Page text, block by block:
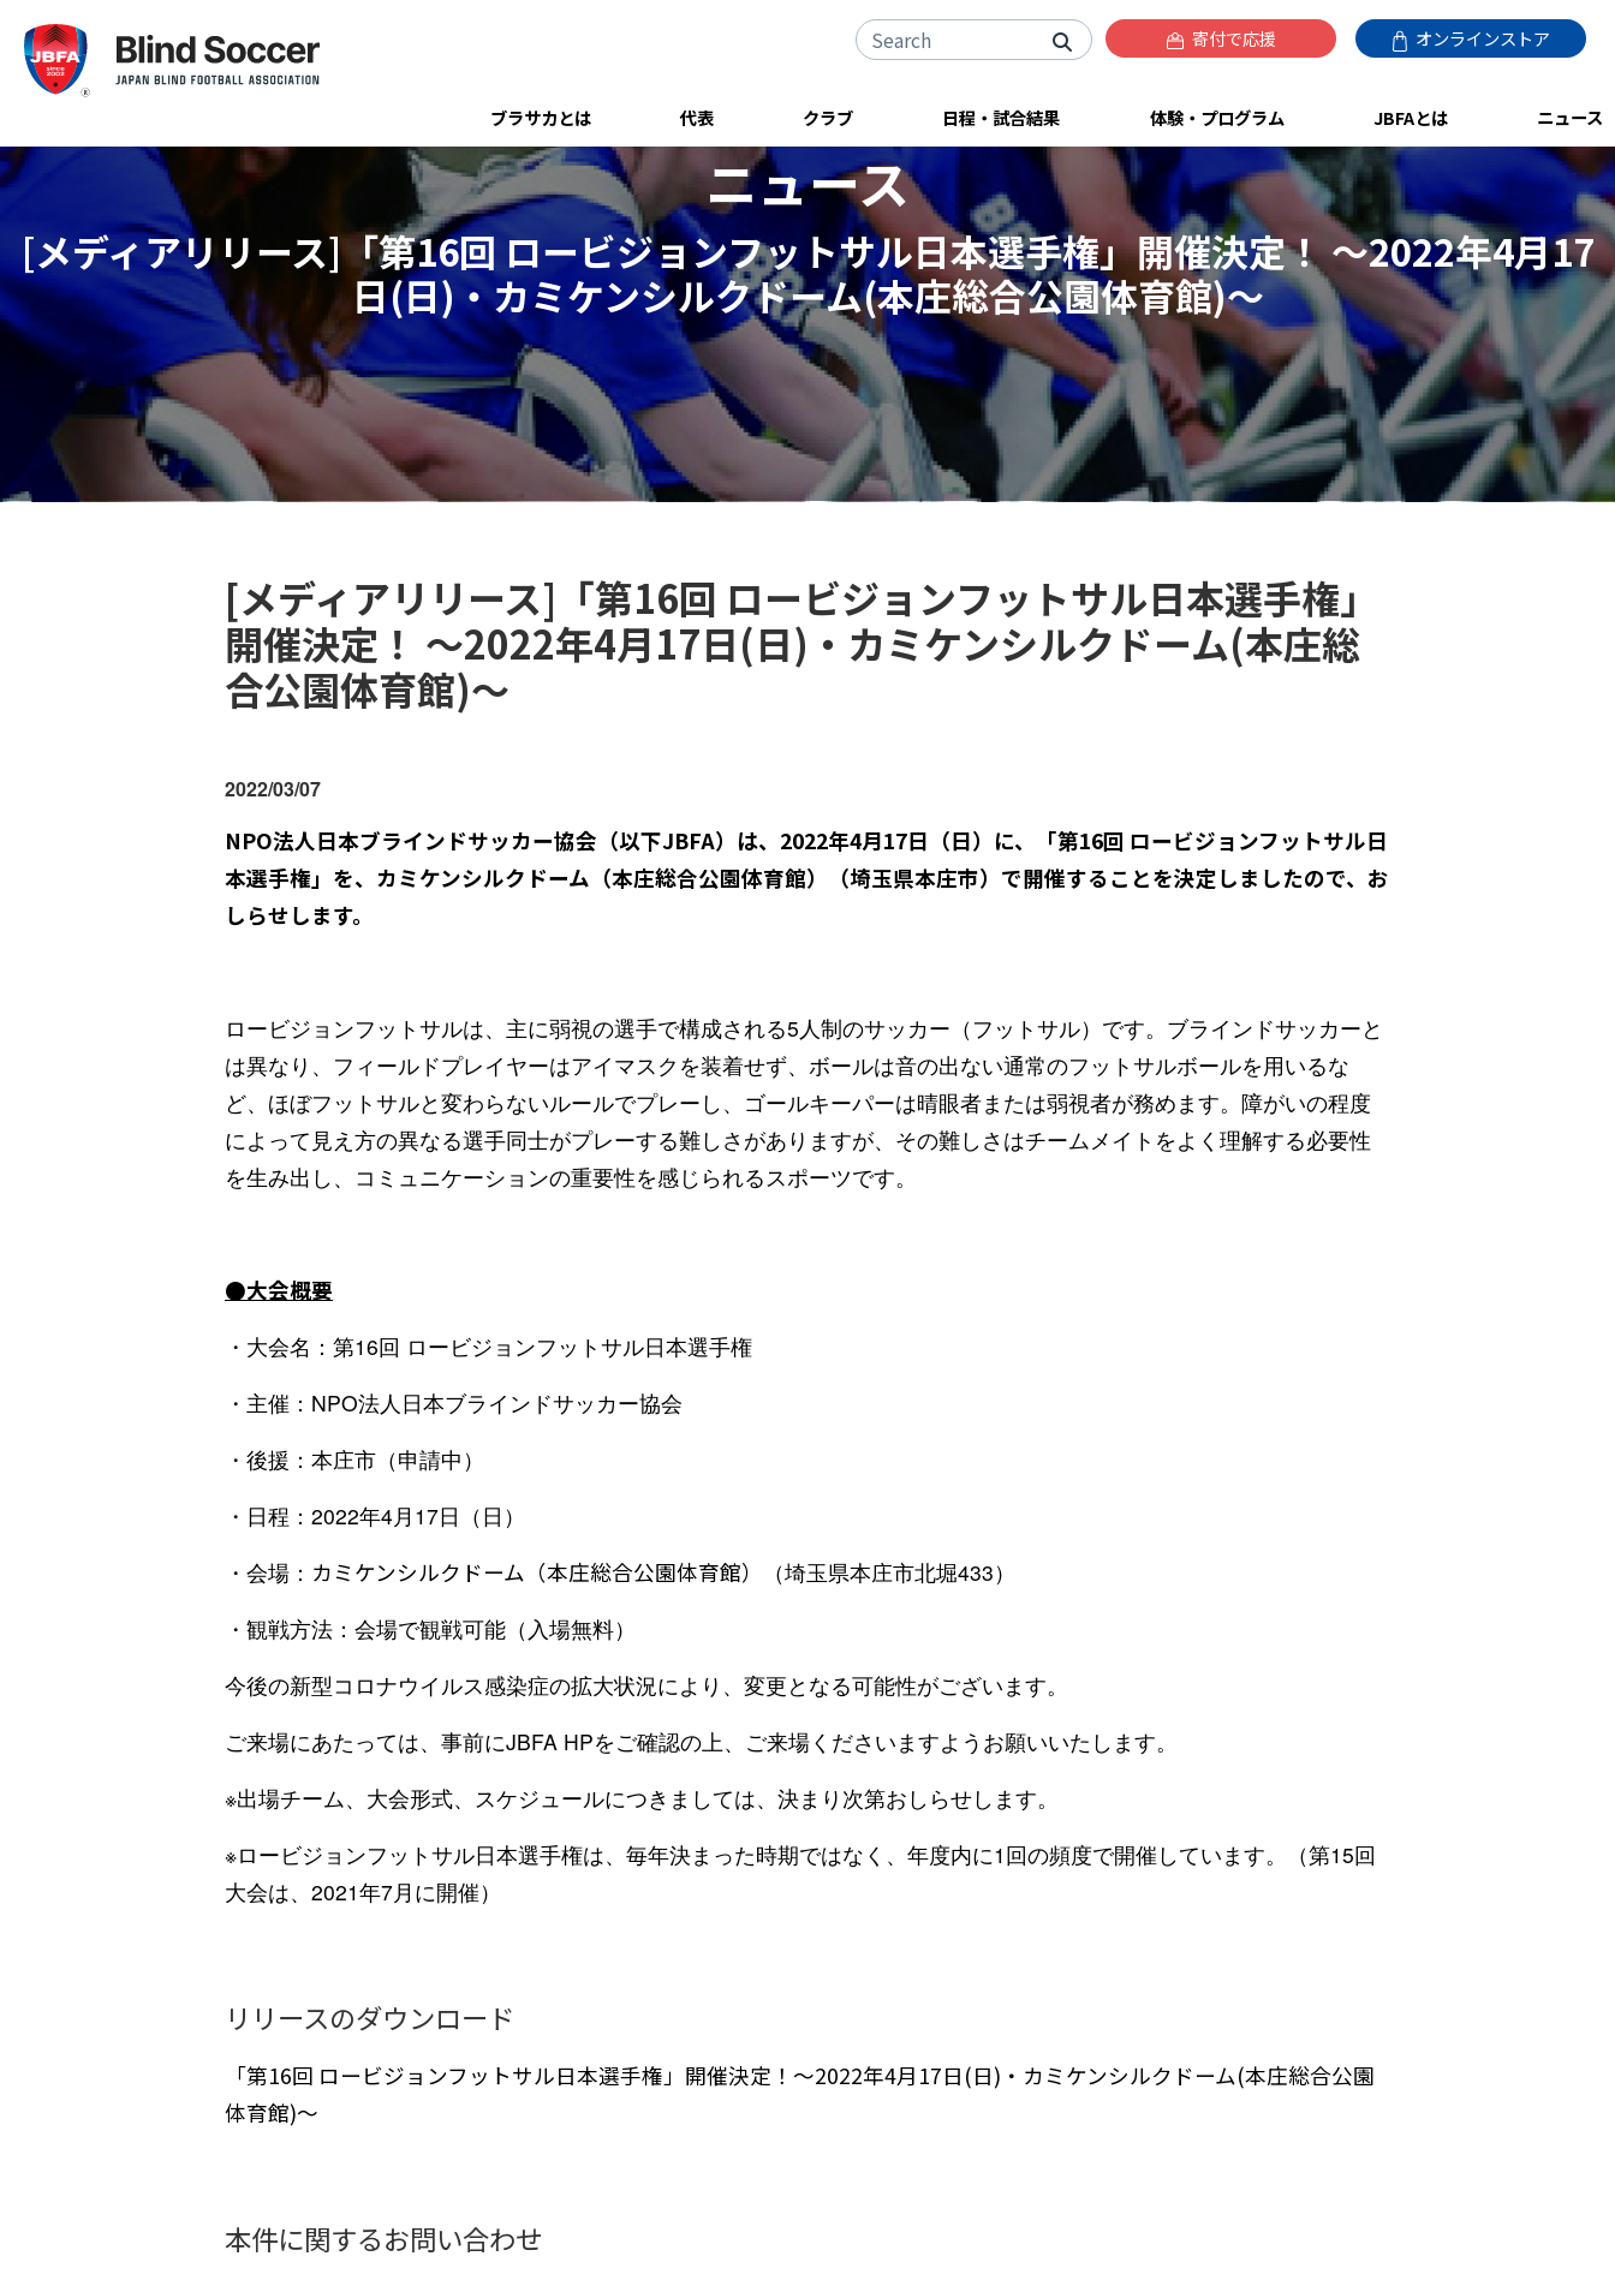
寄付で応援 オンラインストア
ブラサカとは 代表 クラブ 日程・試合結果 体験・プログラム JBFAとは ニュース
ニュース
[メディアリリース]「第16回 ロービジョンフットサル日本選手権」開催決定！ 〜2022年4月17
日(日)・カミケンシルクドーム(本庄総合公園体育館)〜
[メディアリリース]「第16回 ロービジョンフットサル日本選手権」
開催決定！ 〜2022年4月17日(日)・カミケンシルクドーム(本庄総
合公園体育館)〜
2022/03/07
NPO法人日本ブラインドサッカー協会（以下JBFA）は、2022年4月17日（日）に、「第16回 ロービジョンフットサル日
本選手権」を、カミケンシルクドーム（本庄総合公園体育館）（埼玉県本庄市）で開催することを決定しましたので、お
しらせします。
ロービジョンフットサルは、主に弱視の選手で構成される5人制のサッカー（フットサル）です。ブラインドサッカーと
は異なり、フィールドプレイヤーはアイマスクを装着せず、ボールは音の出ない通常のフットサルボールを用いるな
ど、ほぼフットサルと変わらないルールでプレーし、ゴールキーパーは晴眼者または弱視者が務めます。障がいの程度
によって見え方の異なる選手同士がプレーする難しさがありますが、その難しさはチームメイトをよく理解する必要性
を生み出し、コミュニケーションの重要性を感じられるスポーツです。
●大会概要
・大会名：第16回 ロービジョンフットサル日本選手権
・主催：NPO法人日本ブラインドサッカー協会
・後援：本庄市（申請中）
・日程：2022年4月17日（日）
・会場： カミケンシルクドーム（本庄総合公園体育館）
（埼玉県本庄市北堀433）
・観戦方法：会場で観戦可能（入場無料）
今後の新型コロナウイルス感染症の拡大状況により、変更となる可能性がございます。
ご来場にあたっては、事前にJBFA HPをご確認の上、ご来場くださいますようお願いいたします。
※出場チーム、大会形式、スケジュールにつきましては、決まり次第おしらせします。
※ロービジョンフットサル日本選手権は、毎年決まった時期ではなく、年度内に1回の頻度で開催しています。（第15回
大会は、2021年7月に開催）
リリースのダウンロード
「第16回 ロービジョンフットサル日本選手権」開催決定！〜2022年4月17日(日)・カミケンシルクドーム(本庄総合公園
体育館)〜
本件に関するお問い合わせ